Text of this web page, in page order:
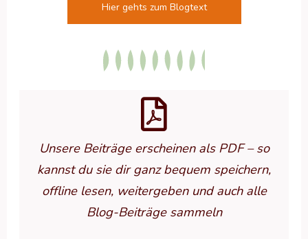
Hier gehts zum Blogtext
Unsere Beiträge erscheinen als PDF – so
kannst du sie dir ganz bequem speichern,
offline lesen, weitergeben und auch alle
Blog-Beiträge sammeln